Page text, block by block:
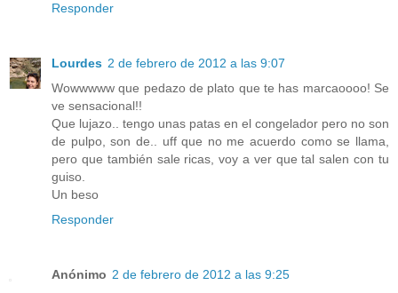
Responder
Lourdes 2 de febrero de 2012 a las 9:07
Wowwwww que pedazo de plato que te has marcaoooo! Se
ve sensacional!!
Que lujazo.. tengo unas patas en el congelador pero no son
de pulpo, son de.. uff que no me acuerdo como se llama,
pero que también sale ricas, voy a ver que tal salen con tu
guiso.
Un beso
Responder
Anónimo 2 de febrero de 2012 a las 9:25